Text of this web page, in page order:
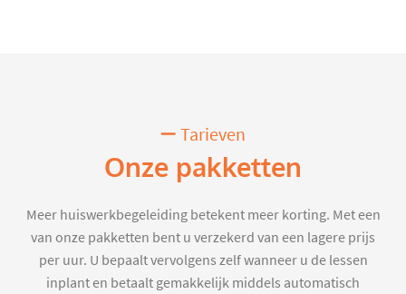
Tarieven
Onze pakketten
Meer huiswerkbegeleiding betekent meer korting. Met een
van onze pakketten bent u verzekerd van een lagere prijs
per uur. U bepaalt vervolgens zelf wanneer u de lessen
inplant en betaalt gemakkelijk middels automatisch